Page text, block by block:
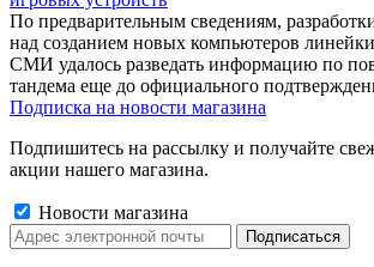
По предварительным сведениям,
над созданием новых компьютеров
СМИ удалось разведать информацию по
тандема еще до официального
Подписка на новости магазина
Подпишитесь на рассылку и получайте
акции нашего магазина.
Новости магазина